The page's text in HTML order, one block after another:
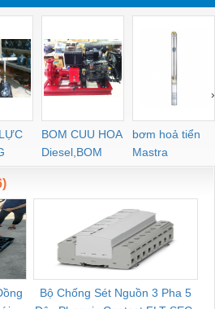
ASCO
IPH-5B-50-LT-11, IPH-
100-L-11, IPH-5A-40-
11
YB1-40/12 YB1-
BOM CUU HOA
Diesel,BOM
CHUA CHAY
bơm hoả tiển
Mastra
›
Bộ Chống Sét Nguồn 3 Pha 5